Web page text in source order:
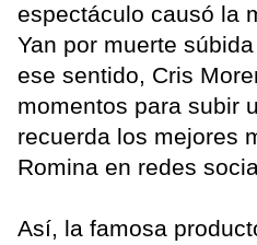
espectáculo causó la
Yan por muerte
ese sentido, Cris
momentos para subir
recuerda los mejores
Romina en redes
Así, la famosa